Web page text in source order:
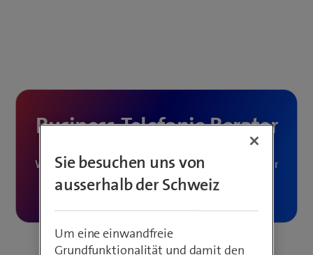
Business-Telefonie Berater
Welches ist die richtige Kommunikationslösung für
Ihr Unternehmen?
Sie besuchen uns von
ausserhalb der Schweiz
Um eine einwandfreie
Grundfunktionalität und damit den